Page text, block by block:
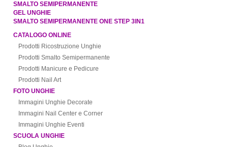
SMALTO SEMIPERMANENTE
GEL UNGHIE
SMALTO SEMIPERMANENTE ONE STEP 3IN1
CATALOGO ONLINE
Prodotti Ricostruzione Unghie
Prodotti Smalto Semipermanente
Prodotti Manicure e Pedicure
Prodotti Nail Art
FOTO UNGHIE
Immagini Unghie Decorate
Immagini Nail Center e Corner
Immagini Unghie Eventi
SCUOLA UNGHIE